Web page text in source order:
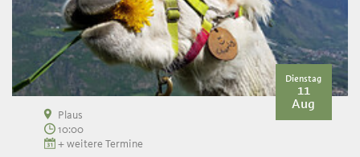
Dienstag
11
Aug
Plaus
10:00
+ weitere Termine